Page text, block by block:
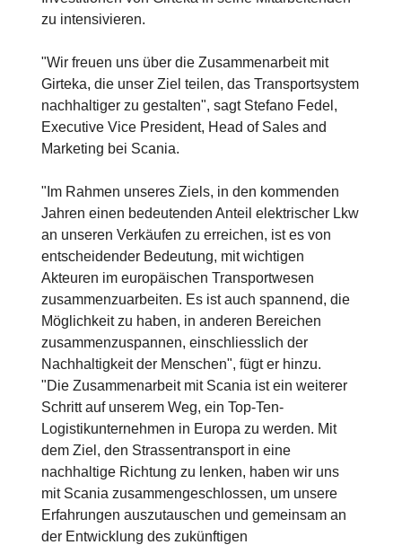
zu intensivieren.
"Wir freuen uns über die Zusammenarbeit mit
Girteka, die unser Ziel teilen, das Transportsystem
nachhaltiger zu gestalten", sagt Stefano Fedel,
Executive Vice President, Head of Sales and
Marketing bei Scania.
"Im Rahmen unseres Ziels, in den kommenden
Jahren einen bedeutenden Anteil elektrischer Lkw
an unseren Verkäufen zu erreichen, ist es von
entscheidender Bedeutung, mit wichtigen
Akteuren im europäischen Transportwesen
zusammenzuarbeiten. Es ist auch spannend, die
Möglichkeit zu haben, in anderen Bereichen
zusammenzuspannen, einschliesslich der
Nachhaltigkeit der Menschen", fügt er hinzu.
"Die Zusammenarbeit mit Scania ist ein weiterer
Schritt auf unserem Weg, ein Top-Ten-
Logistikunternehmen in Europa zu werden. Mit
dem Ziel, den Strassentransport in eine
nachhaltige Richtung zu lenken, haben wir uns
mit Scania zusammengeschlossen, um unsere
Erfahrungen auszutauschen und gemeinsam an
der Entwicklung des zukünftigen